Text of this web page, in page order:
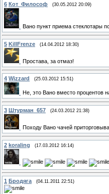
6 Кот_Философ (30.05.2012 20:09)
Вано пункт приема стеклотары
5 KillFrenze (14.04.2012 18:30)
Простава, за отмаз!
4 Wizzard (25.03.2012 15:51)
Не, это Вано вместо процентов
3 Штурман_657 (24.03.2012 21:38)
Походу Вано чачей
2 koraling (17.03.2012 16:14)
1 Бродяга (04.11.2011 22:51)